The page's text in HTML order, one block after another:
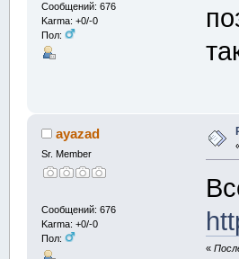
Сообщений: 676
Karma: +0/-0
Пол:
ayazad
Sr. Member
Сообщений: 676
Karma: +0/-0
Пол:
«